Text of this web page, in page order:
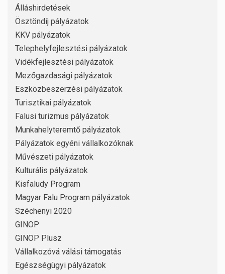
Álláshirdetések
Ösztöndíj pályázatok
KKV pályázatok
Telephelyfejlesztési pályázatok
Vidékfejlesztési pályázatok
Mezőgazdasági pályázatok
Eszközbeszerzési pályázatok
Turisztikai pályázatok
Falusi turizmus pályázatok
Munkahelyteremtő pályázatok
Pályázatok egyéni vállalkozóknak
Művészeti pályázatok
Kulturális pályázatok
Kisfaludy Program
Magyar Falu Program pályázatok
Széchenyi 2020
GINOP
GINOP Plusz
Vállalkozóvá válási támogatás
Egészségügyi pályázatok